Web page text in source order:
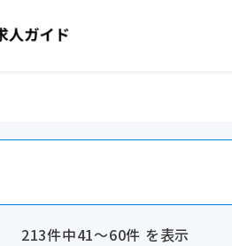
213件中41～60件 を表示